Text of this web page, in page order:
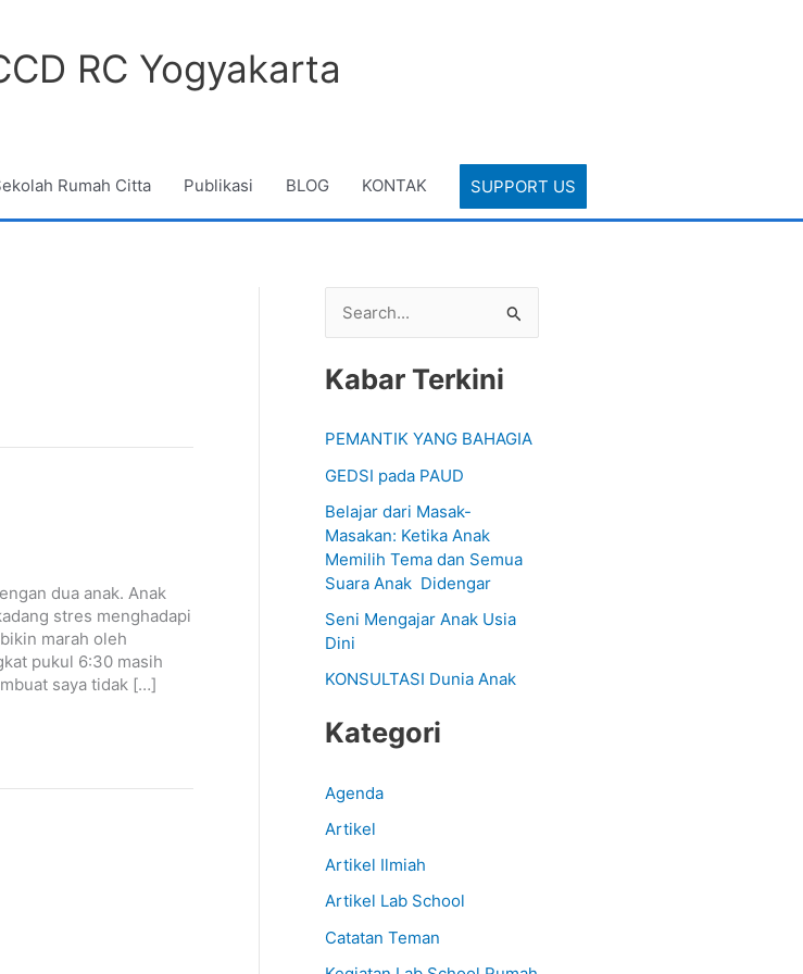
RC Yogyakarta
Rumah Citta Publikasi BLOG KONTAK SUPPORT US
dua anak. Anak
stres menghadapi
marah oleh
pukul 6:30 masih
saya tidak […]
a
c
h
f
o
r
:
Kabar Terkini
PEMANTIK YANG BAHAGIA
GEDSI pada PAUD
Belajar dari Masak-
Masakan: Ketika Anak
Memilih Tema dan Semua
Suara Anak Didengar
Seni Mengajar Anak Usia
Dini
KONSULTASI Dunia Anak
Kategori
Agenda
Artikel
Artikel Ilmiah
Artikel Lab School
Catatan Teman